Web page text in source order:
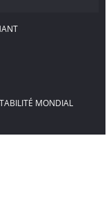
MONDIAL